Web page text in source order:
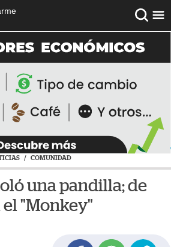
/ COMUNIDAD
una pandilla; de
"Monkey"